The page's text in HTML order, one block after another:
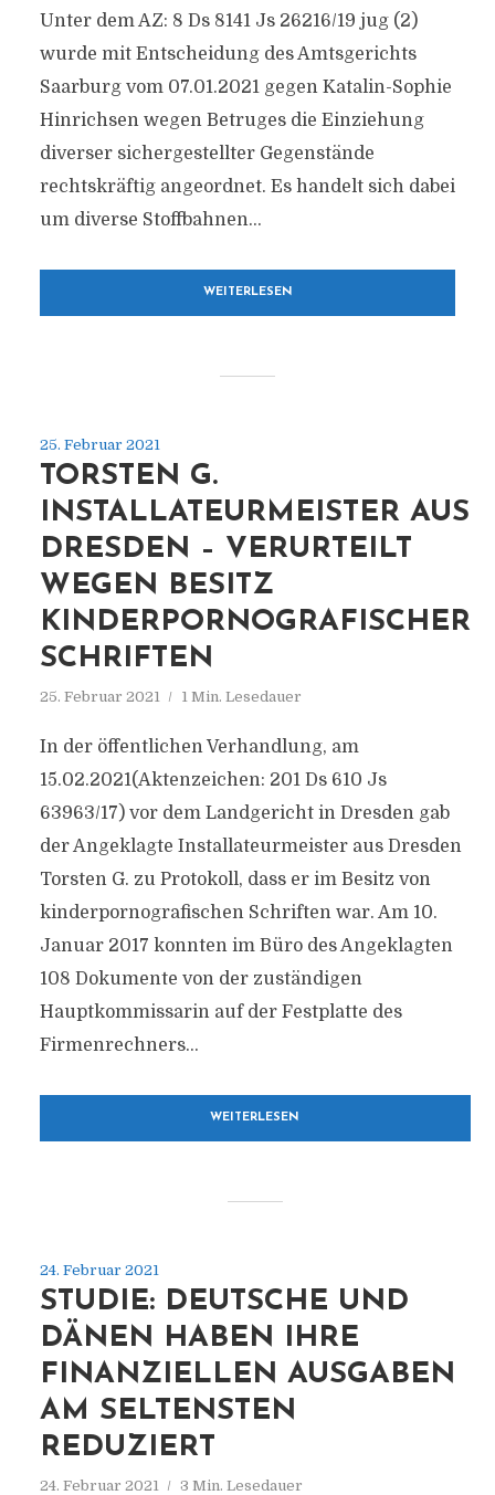
Unter dem AZ: 8 Ds 8141 Js 26216/​19 jug (2)
wurde mit Entscheidung des Amtsgerichts
Saarburg vom 07.01.2021 gegen Katalin-Sophie
Hinrichsen wegen Betruges die Einziehung
diverser sichergestellter Gegenstände
rechtskräftig angeordnet. Es handelt sich dabei
um diverse Stoffbahnen...
WEITERLESEN
25. Februar 2021
TORSTEN G.
INSTALLATEURMEISTER AUS
DRESDEN – VERURTEILT
WEGEN BESITZ
KINDERPORNOGRAFISCHER
SCHRIFTEN
25. Februar 2021 1 Min. Lesedauer
In der öffentlichen Verhandlung, am
15.02.2021(Aktenzeichen: 201 Ds 610 Js
63963/17) vor dem Landgericht in Dresden gab
der Angeklagte Installateurmeister aus Dresden
Torsten G. zu Protokoll, dass er im Besitz von
kinderpornografischen Schriften war. Am 10.
Januar 2017 konnten im Büro des Angeklagten
108 Dokumente von der zuständigen
Hauptkommissarin auf der Festplatte des
Firmenrechners...
WEITERLESEN
24. Februar 2021
STUDIE: DEUTSCHE UND
DÄNEN HABEN IHRE
FINANZIELLEN AUSGABEN
AM SELTENSTEN
REDUZIERT
24. Februar 2021 3 Min. Lesedauer